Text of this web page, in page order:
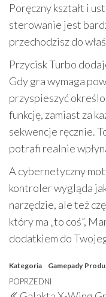
Poręczny kształt i
sterowanie jest
przechodzisz do
Przycisk Turbo
Gdy gra wymaga
przyspieszyć
funkcję, zamiast za
sekwencje ręcznie.
potrafi realnie
A cybernetyczny
kontroler wygląda
narzędzie, ale też
który ma „to coś”,
dodatkiem do
Kategoria Gamepady
Nawigacja
Poprzedni
POPRZEDNI